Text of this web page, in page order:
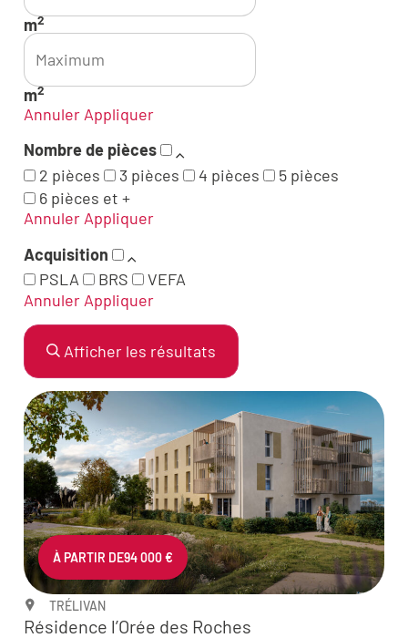
m2
Maximum
m2
Annuler Appliquer
Nombre de pièces
2 pièces
3 pièces 4 pièces
5 pièces
6 pièces et +
Annuler Appliquer
Acquisition
PSLA
BRS
VEFA
Annuler Appliquer
Afficher les résultats
À PARTIR DE94 000 €
TRÉLIVAN
Résidence l’Orée des Roches